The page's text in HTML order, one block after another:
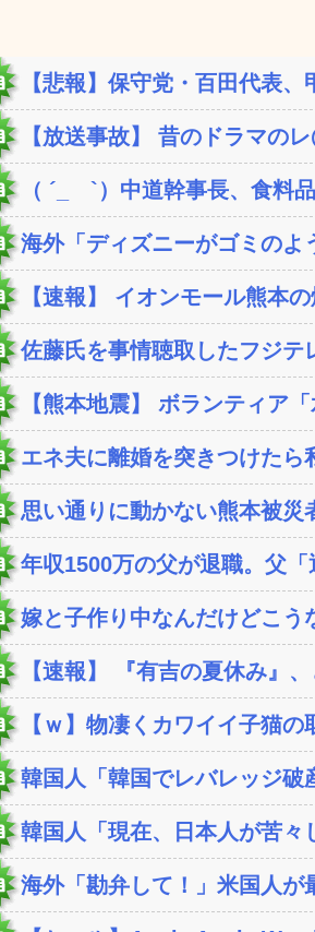
【悲報】保守党・百田代表
【放送事故】 昔のドラマの
（ ´_ゝ`）中道幹事長、食
海外「ディズニーがゴミの
【速報】 イオンモール熊本
佐藤氏を事情聴取したフジ
【熊本地震】 ボランティア
エネ夫に離婚を突きつけたら
思い通りに動かない熊本被
年収1500万の父が退職。父
嫁と子作り中なんだけどこう
【速報】 『有吉の夏休み』
【ｗ】物凄くカワイイ子猫の
韓国人「韓国でレバレッジ
韓国人「現在、日本人が苦
海外「勘弁して！」米国人が